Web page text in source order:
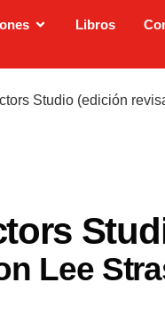
Libros
Studio (edición
Lee